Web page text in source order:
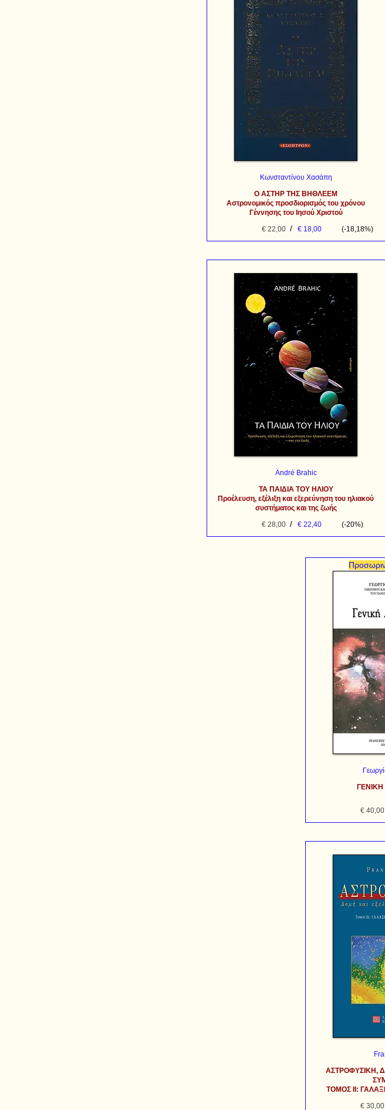
Κωνσταντίνου Χασάπη
Ο ΑΣΤΗΡ ΤΗΣ ΒΗΘΛΕΕΜ
Αστρονομικός προσδιορισμός του χρόνου
Γέννησης του Ιησού Χριστού
€ 22,00 / € 18,00 (-18,18%)
André Brahic
ΤΑ ΠΑΙΔΙΑ ΤΟΥ ΗΛΙΟΥ
Προέλευση, εξέλιξη και εξερεύνηση του ηλιακού
συστήματος και της ζωής
€ 28,00 / € 22,40 (-20%)
€ 40,00
ΑΣΤΡΟΦΥΣΙΚΗ,
ΤΟΜΟΣ II:
€ 30,00